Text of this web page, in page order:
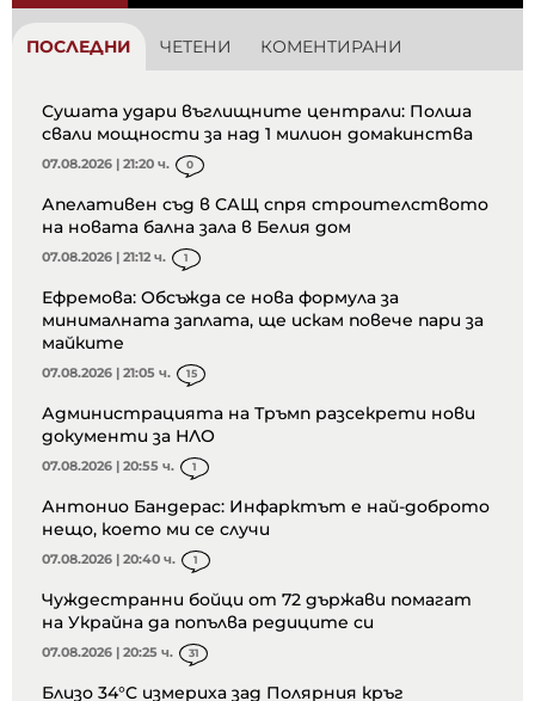
ПОСЛЕДНИ ЧЕТЕНИ КОМЕНТИРАНИ
Сушата удари въглищните централи: Полша
свали мощности за над 1 милион домакинства
07.08.2026 | 21:20 ч. 0
Апелативен съд в САЩ спря строителството
на новата бална зала в Белия дом
07.08.2026 | 21:12 ч. 1
Ефремова: Обсъжда се нова формула за
минималната заплата, ще искам повече пари за
майките
07.08.2026 | 21:05 ч. 15
Администрацията на Тръмп разсекрети нови
документи за НЛО
07.08.2026 | 20:55 ч. 1
Антонио Бандерас: Инфарктът е най-доброто
нещо, което ми се случи
07.08.2026 | 20:40 ч. 1
Чуждестранни бойци от 72 държави помагат
на Украйна да попълва редиците си
07.08.2026 | 20:25 ч. 31
Близо 34°C измериха зад Полярния кръг